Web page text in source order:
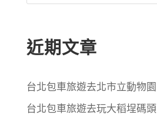
近期文章
台北包車旅遊去北市立動物園
台北包車旅遊去玩大稻埕碼頭